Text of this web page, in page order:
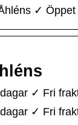
✓
✓ Fri
✓ Fri